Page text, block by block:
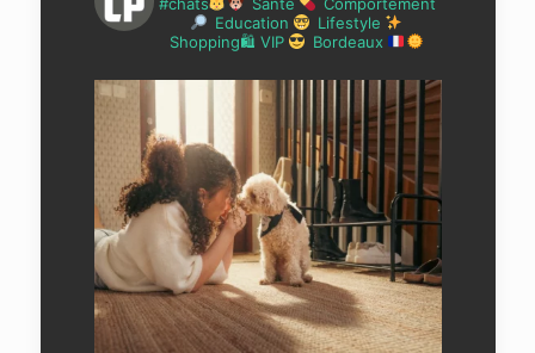
Education
Lifestyle
Shopping🛍 VIP
Bordeaux